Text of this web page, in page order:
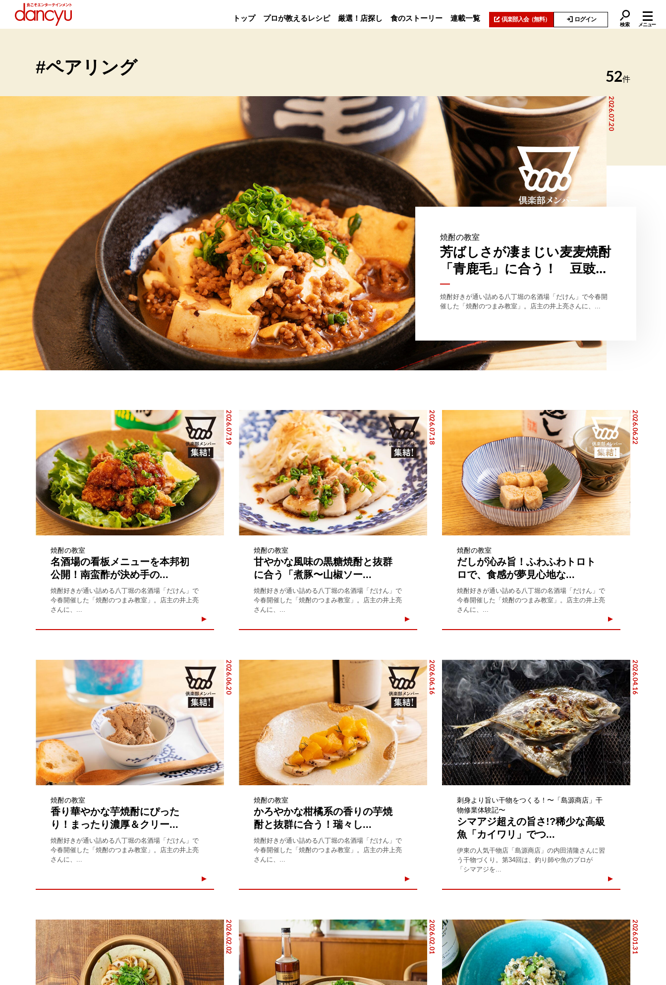
トップ プロが教えるレシピ 厳選！店探し 食のストーリー 連載一覧 倶楽部入会（無料） ログイン
検索 メニュー
#ペアリング 52件
2026.07.20
焼酎の教室
芳ばしさが凄まじい麦麦焼酎
「青鹿毛」に合う！ 豆豉...
焼酎好きが通い詰める八丁堀の名酒場「だけん」で今春開
催した「焼酎のつまみ教室」。店主の井上亮さんに、...
2026.07.19
焼酎の教室
名酒場の看板メニューを本邦初
公開！南蛮酢が決め手の...
焼酎好きが通い詰める八丁堀の名酒場「だけん」で
今春開催した「焼酎のつまみ教室」。店主の井上亮
さんに、...
2026.07.18
焼酎の教室
甘やかな風味の黒糖焼酎と抜群
に合う「煮豚〜山椒ソー...
焼酎好きが通い詰める八丁堀の名酒場「だけん」で
今春開催した「焼酎のつまみ教室」。店主の井上亮
さんに、...
2026.06.22
焼酎の教室
だしが沁み旨！ふわふわトロト
ロで、食感が夢見心地な...
焼酎好きが通い詰める八丁堀の名酒場「だけん」で
今春開催した「焼酎のつまみ教室」。店主の井上亮
さんに、...
2026.06.20
焼酎の教室
香り華やかな芋焼酎にぴった
り！まったり濃厚＆クリー...
焼酎好きが通い詰める八丁堀の名酒場「だけん」で
今春開催した「焼酎のつまみ教室」。店主の井上亮
さんに、...
2026.06.16
焼酎の教室
かろやかな柑橘系の香りの芋焼
酎と抜群に合う！瑞々し...
焼酎好きが通い詰める八丁堀の名酒場「だけん」で
今春開催した「焼酎のつまみ教室」。店主の井上亮
さんに、...
2026.04.16
刺身より旨い干物をつくる！〜「島源商店」干
物修業体験記〜
シマアジ超えの旨さ!?稀少な高級
魚「カイワリ」でつ...
伊東の人気干物店「島源商店」の内田清隆さんに習
う干物づくり。第34回は、釣り師や魚のプロが
「シマアジを...
2026.02.02 2026.02.01 2026.01.31